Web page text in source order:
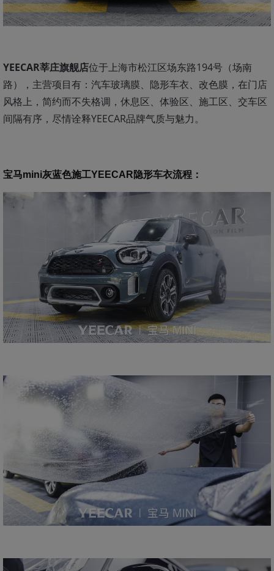
YEECAR莘庄旗舰店位于上海市松江区场东路194号（场南
路），主营项目有：汽车玻璃膜、隐形车衣、改色膜，在门店
风格上，简约而不失格调，休息区、体验区、施工区、交车区
间隔有序，尽情诠释YEECAR品牌气质与魅力。
宝马mini灰蓝色施工YEECAR隐形车衣流程 ：